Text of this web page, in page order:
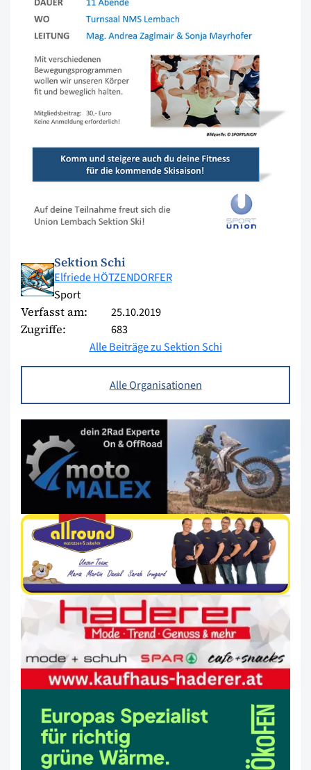
Sektion Schi
Elfriede HÖTZENDORFER
Sport
Verfasst am: 25.10.2019
Zugriffe:
683
Alle Beiträge zu Sektion Schi
Alle Organisationen